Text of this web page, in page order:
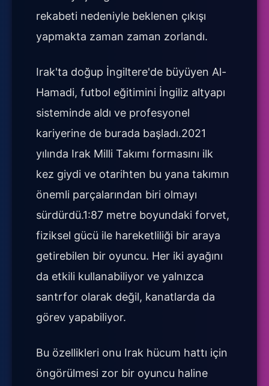
rekabeti nedeniyle beklenen çıkışı
yapmakta zaman zaman zorlandı.
Irak'ta doğup İngiltere'de büyüyen Al-
Hamadi, futbol eğitimini İngiliz altyapı
sisteminde aldı ve profesyonel
kariyerine de burada başladı.2021
yılında Irak Milli Takımı formasını ilk
kez giydi ve otarihten bu yana takımın
önemli parçalarından biri olmayı
sürdürdü.1:87 metre boyundaki forvet,
fiziksel gücü ile hareketliliği bir araya
getirebilen bir oyuncu. Her iki ayağını
da etkili kullanabiliyor ve yalnızca
santrfor olarak değil, kanatlarda da
görev yapabiliyor.
Bu özellikleri onu Irak hücum hattı için
öngörülmesi zor bir oyuncu haline